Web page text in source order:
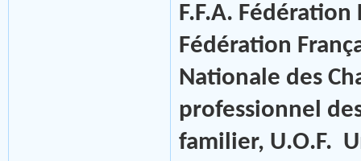
F.F.A. Fédération
Fédération
Nationale des
professionnel
familier, U.O.F.